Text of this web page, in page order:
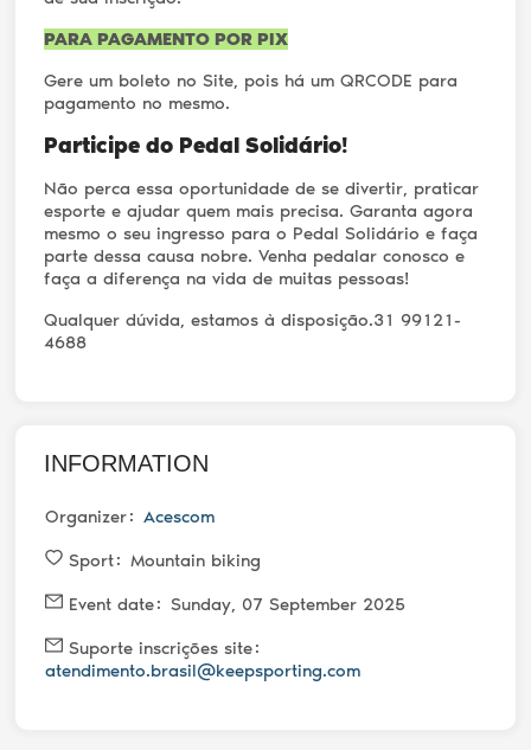
PARA PAGAMENTO POR PIX
Gere um boleto no Site, pois há um QRCODE para
pagamento no mesmo.
Participe do Pedal Solidário!
Não perca essa oportunidade de se divertir, praticar
esporte e ajudar quem mais precisa. Garanta agora
mesmo o seu ingresso para o Pedal Solidário e faça
parte dessa causa nobre. Venha pedalar conosco e
faça a diferença na vida de muitas pessoas!
Qualquer dúvida, estamos à disposição.31 99121-
4688
INFORMATION
Organizer Acescom
Sport Mountain biking
Event date Sunday, 07 September 2025
Suporte inscrições site
atendimento.brasil@keepsporting.com